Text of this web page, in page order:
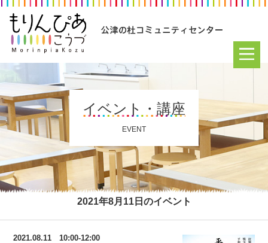
イベント・講座
EVENT
2021年8月11日のイベント
2021.08.11 10:00-12:00